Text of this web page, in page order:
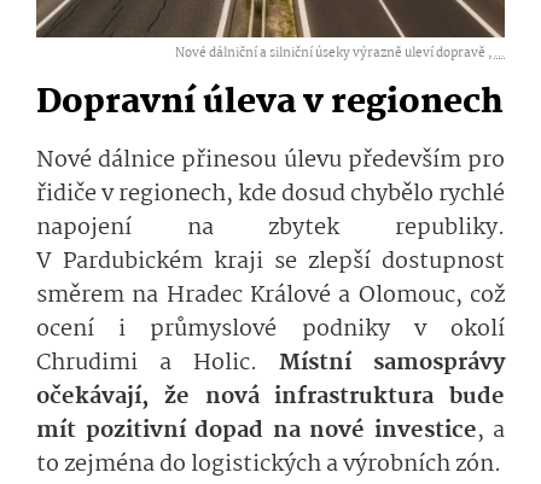
Nové dálniční a silniční úseky výrazně uleví dopravě ,...
Dopravní úleva v regionech
Nové dálnice přinesou úlevu především pro
řidiče v regionech, kde dosud chybělo rychlé
napojení na zbytek republiky.
V Pardubickém kraji se zlepší dostupnost
směrem na Hradec Králové a Olomouc, což
ocení i průmyslové podniky v okolí
Chrudimi a Holic. Místní samosprávy
očekávají, že nová infrastruktura bude
mít pozitivní dopad na nové investice, a
to zejména do logistických a výrobních zón.